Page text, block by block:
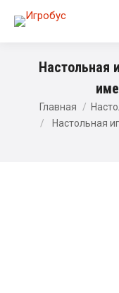
Настольная
Главная
Настольная